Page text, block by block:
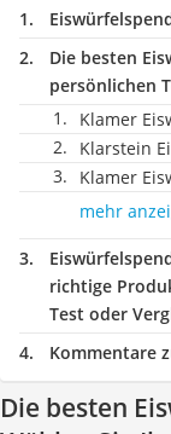
Die besten
persönlichen
Klamer
Klarstein
Klamer
mehr
richtige
Test oder
Kommentare
Die besten